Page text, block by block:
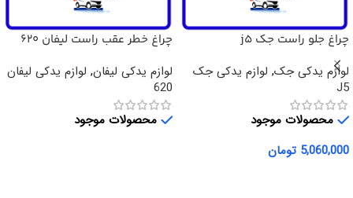
چراغ جلو راست جک j5
لوازم یدکی جک, لوازم یدکی جک
J5
محصولات موجود
5,060,000 تومان
چراغ خطر عقب راست لیفان 620
لوازم یدکی لیفان, لوازم یدکی لیفان
620
محصولات موجود